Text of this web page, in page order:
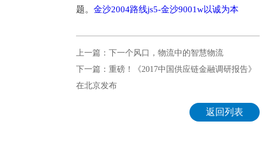
题。 金沙2004路线js5-金沙9001w以诚为本
上一篇：下一个风口，物流中的智慧物流
下一篇：重磅！《2017中国供应链金融调研报告》
在北京发布
返回列表